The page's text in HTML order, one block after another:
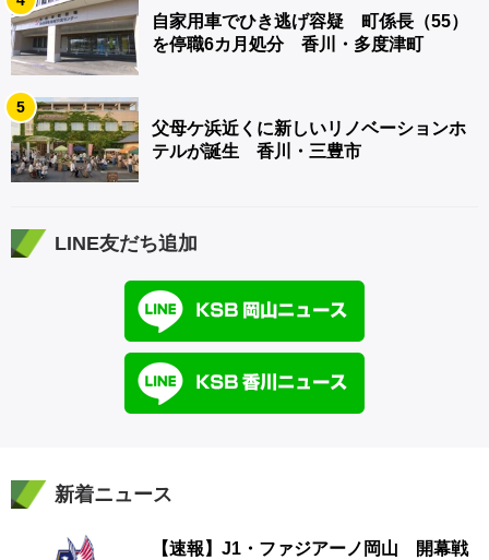
自家用車でひき逃げ容疑 町係長（55）
を停職6カ月処分 香川・多度津町
5
父母ケ浜近くに新しいリノベーションホ
テルが誕生 香川・三豊市
LINE友だち追加
新着ニュース
【速報】J1・ファジアーノ岡山 開幕戦